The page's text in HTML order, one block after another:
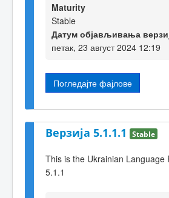
Maturity
Stable
Датум објављивања
петак, 23 август 2024 12:19
Погледајте фајлове
Верзија 5.1.1.1 Stable
This is the Ukrainian Language
5.1.1